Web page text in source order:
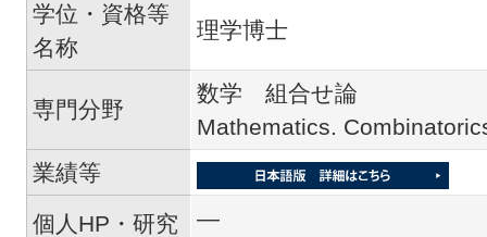
学位・資格等
名称
理学博士
専門分野
数学 組合せ論
Mathematics.
業績等
個人HP・研究
―